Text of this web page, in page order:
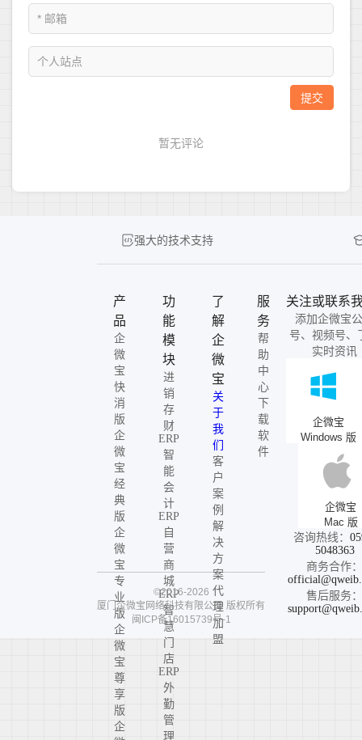
强大的技术支持
产
品
企
微
宝
快
消
版
企
微
宝
经
典
版
企
微
宝
专
业
版
企
微
宝
尊
享
版
企
功
能
模
块
进
销
存
财
ERP
智
能
会
计
ERP
自
营
商
城
ERP
智
慧
门
店
ERP
外
勤
管
理
了
解
企
微
宝
关
于
我
们
客
户
案
例
解
决
方
案
代
理
加
盟
服
务
帮
助
中
心
下
载
软
件
关注或联系
添加企微宝
号、视频号、
实时资讯
企微宝
Windows 版
企微宝
Mac 版
咨询热线：
5048363
商务合作：
售后服务：
©2016-2026
厦门企微宝网络科技有限公司 版权所有
闽ICP备16015739号-1